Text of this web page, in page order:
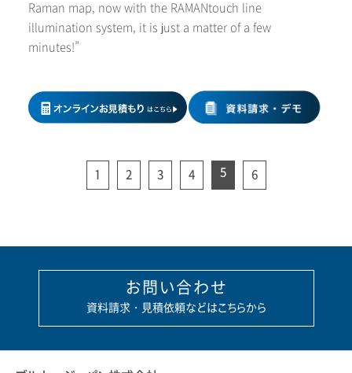
Raman map, now with the RAMANtouch line
illumination system, it is just a matter of a few
minutes!”
1 2 3 4 5 6
お問い合わせ
資料請求・見積依頼などはこちらから